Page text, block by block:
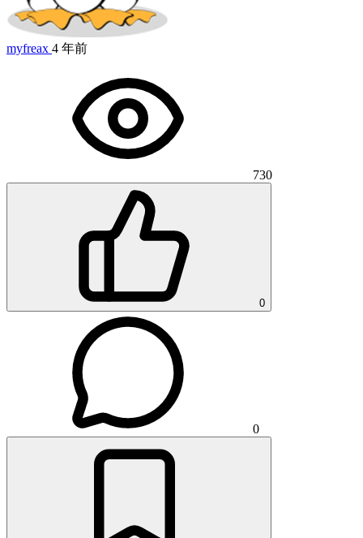
myfreax 4 年前
730
0
0